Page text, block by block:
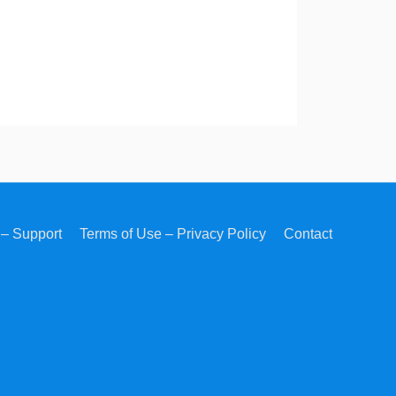
Support Terms of Use – Privacy Policy Contact